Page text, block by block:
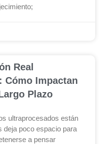
Real
Cómo Impactan
Plazo
ultraprocesados están
deja poco espacio para
a pensar